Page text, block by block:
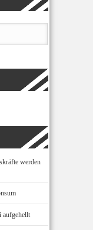
werden
aufgehellt